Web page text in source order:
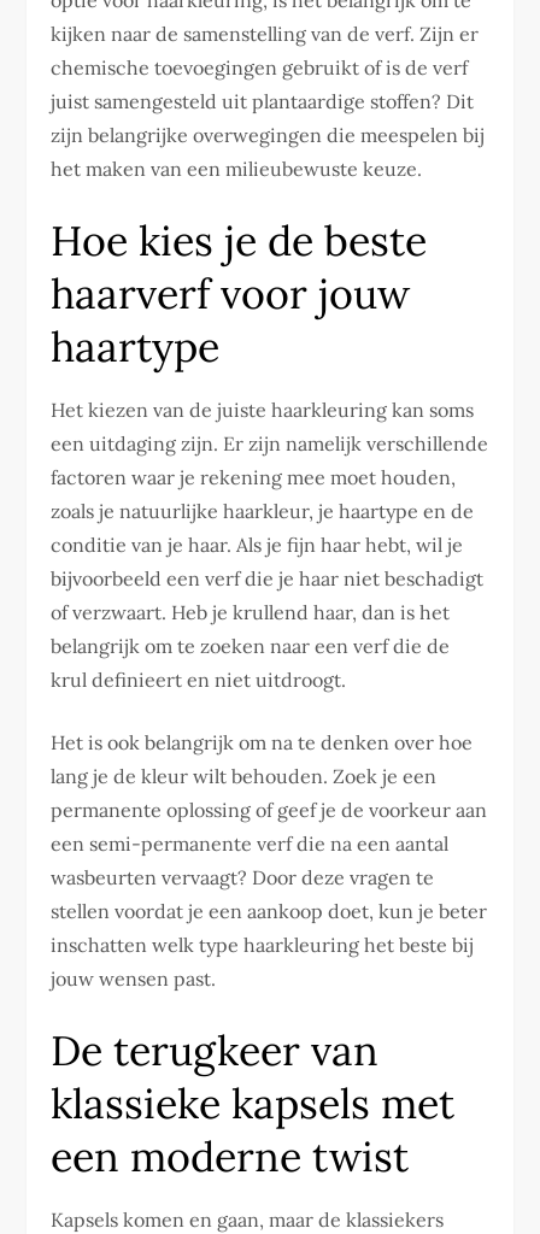
kijken naar de samenstelling van de verf. Zijn er
chemische toevoegingen gebruikt of is de verf
juist samengesteld uit plantaardige stoffen? Dit
zijn belangrijke overwegingen die meespelen bij
het maken van een milieubewuste keuze.
Hoe kies je de beste
haarverf voor jouw
haartype
Het kiezen van de juiste haarkleuring kan soms
een uitdaging zijn. Er zijn namelijk verschillende
factoren waar je rekening mee moet houden,
zoals je natuurlijke haarkleur, je haartype en de
conditie van je haar. Als je fijn haar hebt, wil je
bijvoorbeeld een verf die je haar niet beschadigt
of verzwaart. Heb je krullend haar, dan is het
belangrijk om te zoeken naar een verf die de
krul definieert en niet uitdroogt.
Het is ook belangrijk om na te denken over hoe
lang je de kleur wilt behouden. Zoek je een
permanente oplossing of geef je de voorkeur aan
een semi-permanente verf die na een aantal
wasbeurten vervaagt? Door deze vragen te
stellen voordat je een aankoop doet, kun je beter
inschatten welk type haarkleuring het beste bij
jouw wensen past.
De terugkeer van
klassieke kapsels met
een moderne twist
Kapsels komen en gaan, maar de klassiekers